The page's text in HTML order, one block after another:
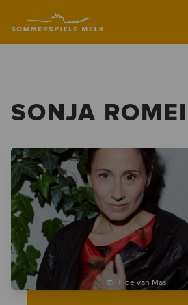
SONJA ROMEI
© Hilde van Mas